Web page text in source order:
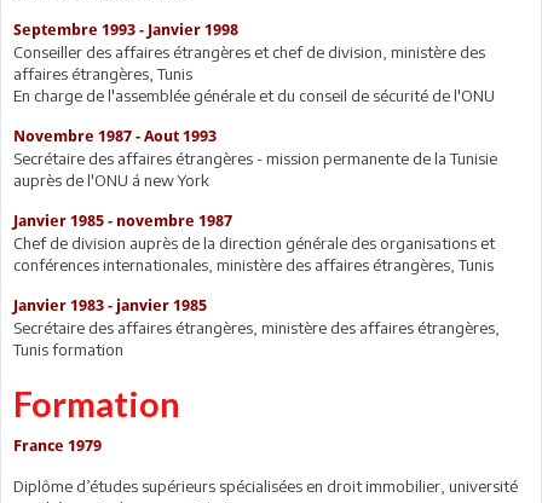
Septembre 1993 - Janvier 1998
Conseiller des affaires étrangères et chef de division, ministère des
affaires étrangères, Tunis
En charge de l'assemblée générale et du conseil de sécurité de l'ONU
Novembre 1987 - Aout 1993
Secrétaire des affaires étrangères - mission permanente de la Tunisie
auprès de l'ONU á new York
Janvier 1985 - novembre 1987
Chef de division auprès de la direction générale des organisations et
conférences internationales, ministère des affaires étrangères, Tunis
Janvier 1983 - janvier 1985
Secrétaire des affaires étrangères, ministère des affaires étrangères,
Tunis formation
Formation
France 1979
Diplôme d’études supérieurs spécialisées en droit immobilier, université